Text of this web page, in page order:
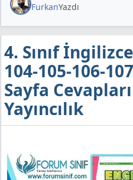
FurkanYazdı
4. Sınıf
104-105-106-
Sayfa
Yayıncılık